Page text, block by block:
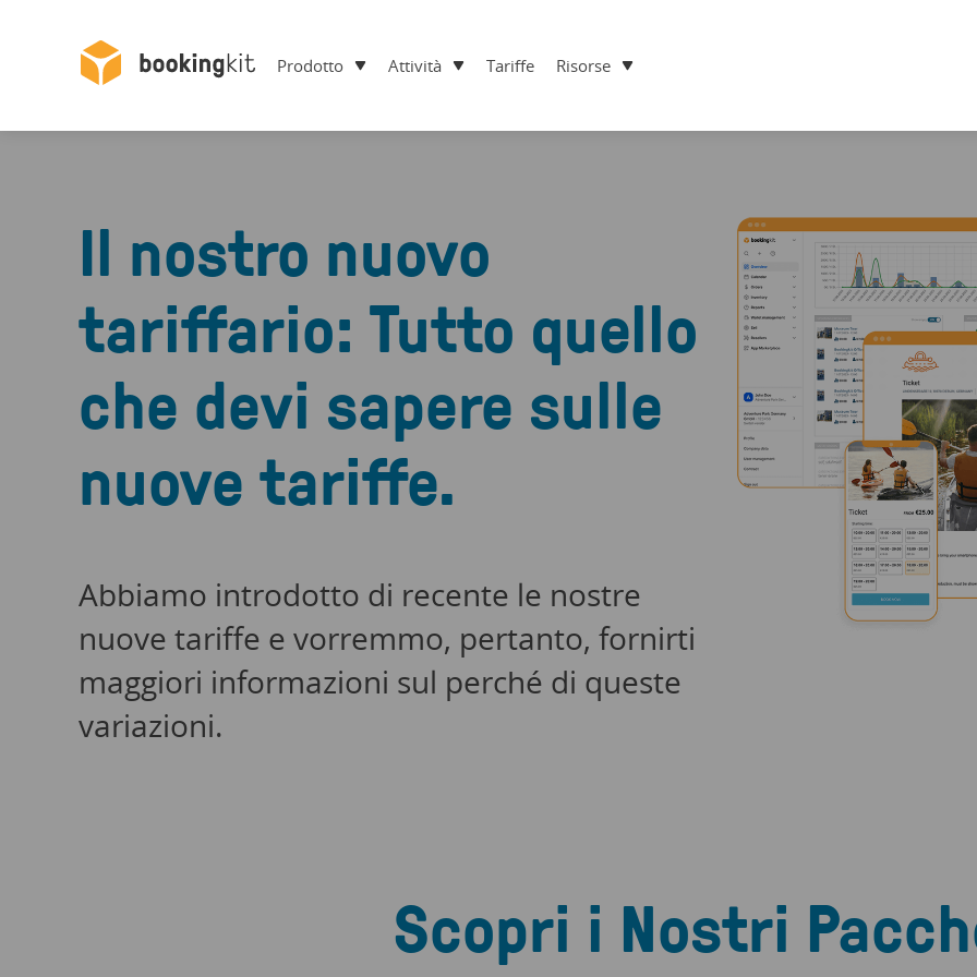
Prodotto Attività Tariffe Risorse
Il nostro nuovo
tariffario: Tutto quello
che devi sapere sulle
nuove tariffe.
Abbiamo introdotto di recente le nostre
nuove tariffe e vorremmo, pertanto, fornirti
maggiori informazioni sul perché di queste
variazioni.
Scopri i Nostri